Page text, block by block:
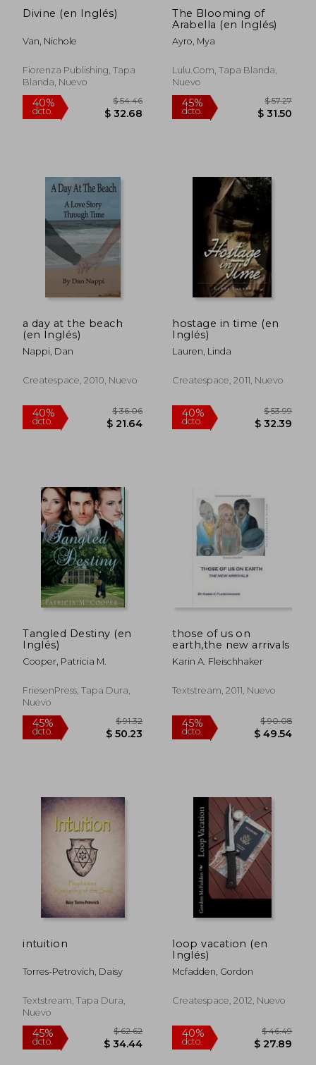
40%
dcto. $ 29.03 dcto. $
40% $ 48.26 40%
Divine (en Inglés)
Van, Nichole
Fiorenza Publishing, Tapa
Blanda, Nuevo
The Blooming of
Arabella (en Inglés)
Ayro, Mya
Lulu.com, Tapa Blanda,
Nuevo
45%
dcto.
a day at the beach
(en Inglés)
Nappi, Dan
Createspace, 2010, Nuevo
hostage in time (en
Inglés)
Lauren, Linda
Createspace, 2011, Nuevo
Tangled Destiny (en
Inglés)
Cooper, Patricia M.
FriesenPress, Tapa Dura,
Nuevo
those of us on
earth,the new arrivals
Karin A. Fleischhaker
Textstream, 2011, Nuevo
intuition
Torres-Petrovich, Daisy
Textstream, Tapa Dura,
Nuevo
loop vacation (en
Inglés)
Mcfadden, Gordon
Createspace, 2012, Nuevo